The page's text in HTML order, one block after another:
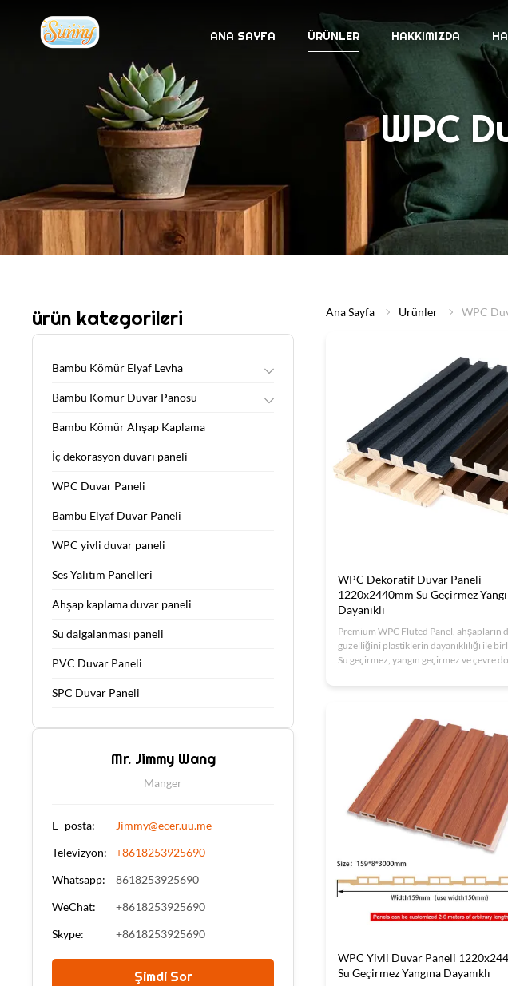
ANA SAYFA ÜRÜNLER HAKKIMIZDA
WPC
ürün kategorileri
Bambu Kömür Elyaf Levha
Güvenli Bina Malzemeleri
Sek-Kömür Fiber Karton
Bambu Kömür Duvar Panosu
Sec-Bamboo Charcoal (Bamboo kömürü)
Bambu Kömür Ahşap Kaplama
İç dekorasyon duvarı paneli
WPC Duvar Paneli
Bambu Elyaf Duvar Paneli
WPC yivli duvar paneli
Ses Yalıtım Panelleri
Ahşap kaplama duvar paneli
Su dalgalanması paneli
PVC Duvar Paneli
SPC Duvar Paneli
Mr. Jimmy Wang
Manger
E -posta:
Jimmy@ecer.uu.me
Televizyon:
+8618253925690
Whatsapp:
8618253925690
WeChat:
+8618253925690
Skype:
+8618253925690
Şimdi Sor
Ana Sayfa Ürünler WPC
WPC Dekoratif Duvar Paneli
1220x2440mm Su Geçirmez
Dayanıklı
Premium WPC Fluted Panel, ahşapların
güzelliğini plastiklerin dayanıklılığı ile
Su geçirmez, yangın geçirmez ve çevre
gerektirmeyen çözümler arayan.
WPC Yivli Duvar Paneli
Su Geçirmez Yangına Dayanıklı